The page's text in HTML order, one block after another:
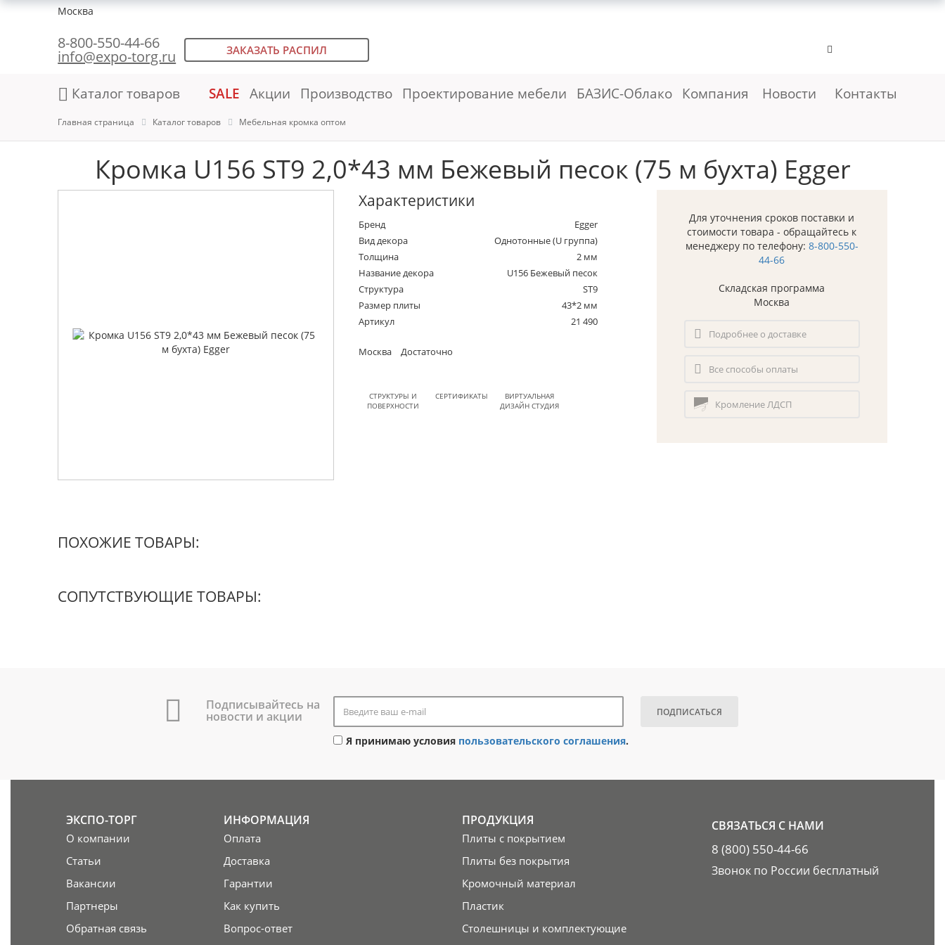
Москва
8-800-550-44-66
info@expo-torg.ru ЗАКАЗАТЬ РАСПИЛ
Каталог товаров SALE Акции Производство Проектирование мебели БАЗИС-Облако Компания Новости Контакты
Главная страница Каталог товаров Мебельная кромка оптом
Кромка U156 ST9 2,0*43 мм Бежевый песок (75 м бухта) Egger
Характеристики
Бренд
Egger
Вид декора
Однотонные (U группа)
Толщина
2 мм
Название декора
U156 Бежевый песок
Структура
ST9
Размер плиты
43*2 мм
Артикул
21 490
Москва Достаточно
СТРУКТУРЫ И
ПОВЕРХНОСТИ
СЕРТИФИКАТЫ
ВИРТУАЛЬНАЯ
ДИЗАЙН СТУДИЯ
Для уточнения сроков поставки и
стоимости товара - обращайтесь к
менеджеру по телефону: 8-800-550-
44-66
Складская программа
Москва
Подробнее о доставке
Все способы оплаты
Кромление ЛДСП
ПОХОЖИЕ ТОВАРЫ:
СОПУТСТВУЮЩИЕ ТОВАРЫ:
Подписывайтесь на
новости и акции ПОДПИСАТЬСЯ
Я принимаю условия пользовательского соглашения.
ЭКСПО-ТОРГ
О компании
Статьи
Вакансии
Партнеры
Обратная связь
ИНФОРМАЦИЯ
Оплата
Доставка
Гарантии
Как купить
Вопрос-ответ
ПРОДУКЦИЯ
Плиты с покрытием
Плиты без покрытия
Кромочный материал
Пластик
Столешницы и комплектующие
СВЯЗАТЬСЯ С НАМИ
8 (800) 550-44-66
Звонок по России бесплатный